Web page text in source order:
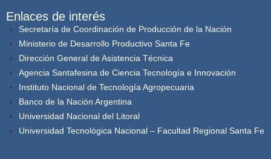
Enlaces de interés
Secretaría de Coordinación de Producción de la Nación
Ministerio de Desarrollo Productivo Santa Fe
Dirección General de Asistencia Técnica
Agencia Santafesina de Ciencia Tecnología e Innovación
Instituto Nacional de Tecnología Agropecuaria
Banco de la Nación Argentina
Universidad Nacional del Litoral
Universidad Tecnológica Nacional – Facultad Regional Santa Fe